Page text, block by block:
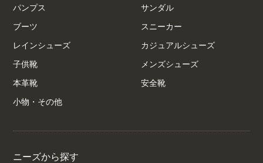
パンプス サンダル
ブーツ スニーカー
レインシューズ カジュアルシューズ
子供靴 メンズシューズ
本革靴 安全靴
小物・その他
ニーズから探す